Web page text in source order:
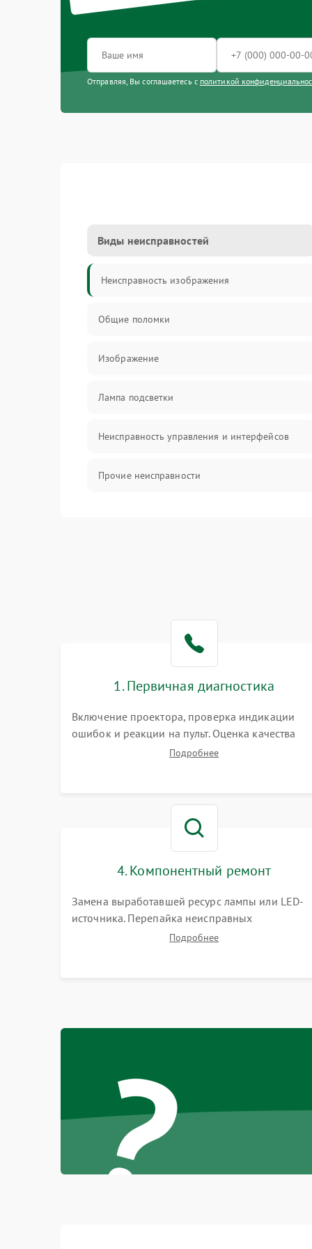
Отправляя, Вы соглашаетесь с политикой
Виды неисправностей
Неисправность изображения
Общие поломки
Изображение
Лампа подсветки
Неисправность управления и интерфейсов
Прочие неисправности
1. Первичная диагностика
Включение проектора, проверка индикации
ошибок и реакции на пульт. Оценка качества
проекции, яркости лампы, наличия артефактов
Подробнее
4. Компонентный ремонт
Замена выработавшей ресурс лампы или LED-
источника. Перепайка неисправных
компонентов на платах. Замена DMD-чипа при
Подробнее
?